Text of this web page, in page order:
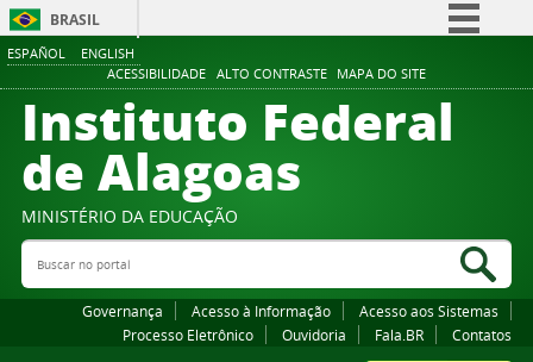
ESPAÑOL ENGLISH
ACESSIBILIDADE ALTO CONTRASTE MAPA DO SITE
BRASIL
Comunica BR
Participe
Canais
Instituto Federal
de Alagoas
MINISTÉRIO DA EDUCAÇÃO
Buscar no portal
Governança Acesso à Informação
Acesso aos Sistemas
Processo Eletrônico
Ouvidoria Fala.BR Contatos